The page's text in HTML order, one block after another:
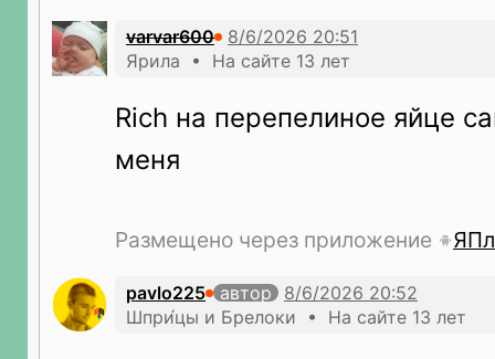
varvar600
Ярила • На сайте 13 лет
Rich на перепелиное яйце
меня
Размещено через приложение
pavlo225
автор
Шпри́цы и Брелоки • На сайте 13 лет